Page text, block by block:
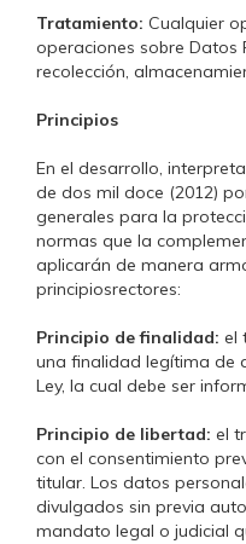
Tratamiento: Cualquier
operaciones sobre Datos
recolección,
Principios
En el desarrollo,
de dos mil doce (2012)
generales para la
normas que la
aplicarán de manera
principiosrectores:
Principio de finalidad: el
una finalidad legítima de
Ley, la cual debe ser
Principio de libertad: el
con el consentimiento
titular. Los datos
divulgados sin previa
mandato legal o judicial